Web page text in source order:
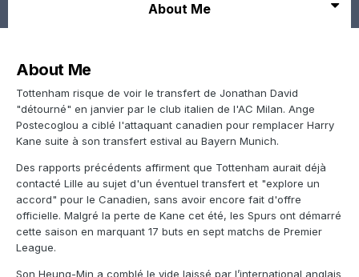
About Me
About Me
Tottenham risque de voir le transfert de Jonathan David
"détourné" en janvier par le club italien de l'AC Milan. Ange
Postecoglou a ciblé l'attaquant canadien pour remplacer Harry
Kane suite à son transfert estival au Bayern Munich.
Des rapports précédents affirment que Tottenham aurait déjà
contacté Lille au sujet d'un éventuel transfert et "explore un
accord" pour le Canadien, sans avoir encore fait d'offre
officielle. Malgré la perte de Kane cet été, les Spurs ont démarré
cette saison en marquant 17 buts en sept matchs de Premier
League.
Son Heung-Min a comblé le vide laissé par l’international anglais